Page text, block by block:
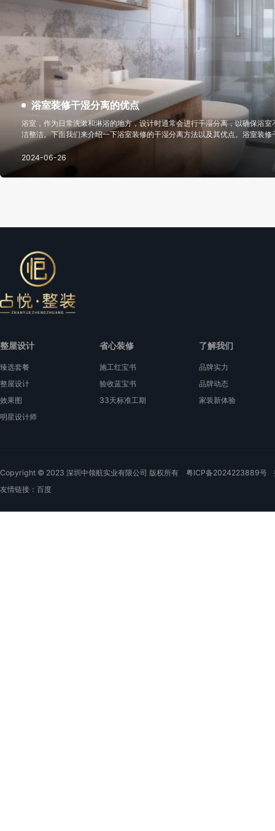
浴室装修干湿分离的优点
浴室，作为日常洗漱和淋浴的地方，设计时通常会进行干湿分离，以确保浴室
洁整洁。下面我们来介绍一下浴室装修的干湿分离方法以及其优点。浴室装修
式：适用于空间有限的浴室。不将整个洗浴间封闭，而是在喷头处设置有效的
汽，又有视觉上的扩容效
2024-06-26
整屋设计
臻选套餐
整屋设计
效果图
明星设计师
省心装修
施工红宝书
验收蓝宝书
33天标准工期
了解我们
品牌实力
品牌动态
家装新体验
Copyright © 2023 深圳中领航实业有限公司 版权所有 粤ICP备2024223889号
友情链接： 百度